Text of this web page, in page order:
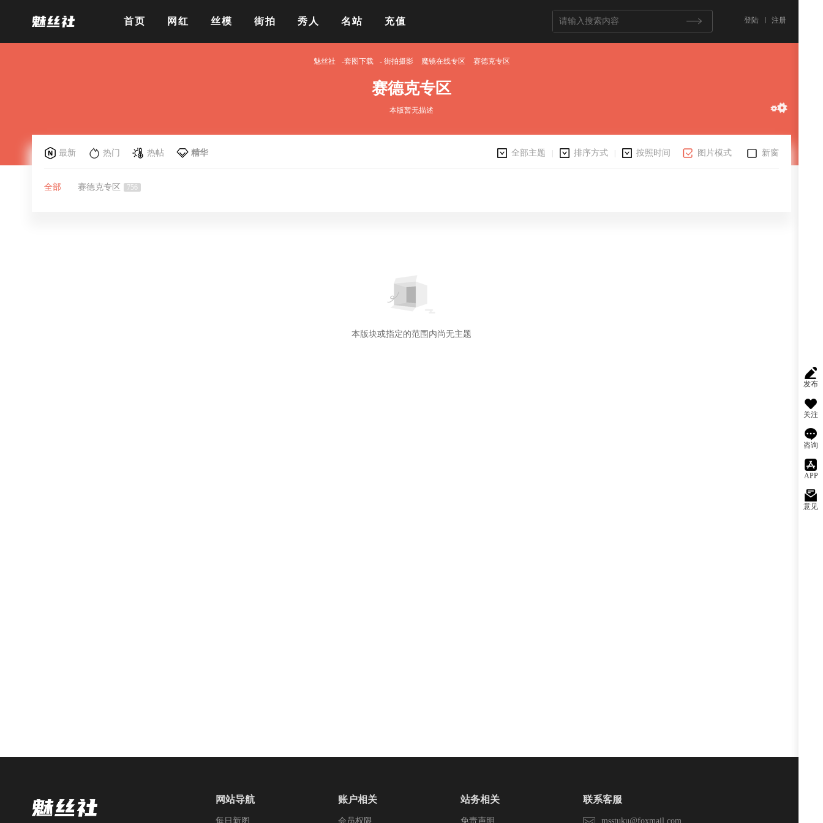
首页 网红 丝模 街拍 秀人 名站 充值 登陆 注册
发布
关注
咨询
APP
意见
魅丝社 -套图下载 - 街拍摄影 魔镜在线专区 赛德克专区
赛德克专区
本版暂无描述
最新 热门 热帖 精华 新窗
图片模式
全部主题 排序方式 按照时间
全部 赛德克专区 756
本版块或指定的范围内尚无主题
网站导航
每日新图
账户相关
会员权限
站务相关
免责声明
联系客服
msstuku@foxmail.com